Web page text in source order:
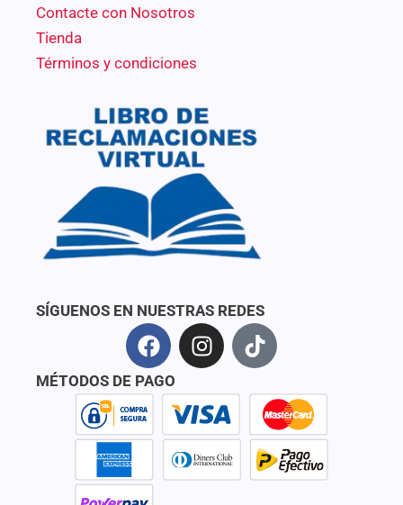
Contacte con Nosotros
Tienda
Términos y condiciones
SÍGUENOS EN NUESTRAS REDES
F
a
c
e
o
k
I
n
t
a
g
r
T
i
t
o
k
MÉTODOS DE PAGO